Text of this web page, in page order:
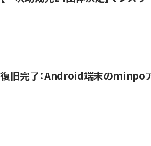
復旧完了：Android端末のminpo